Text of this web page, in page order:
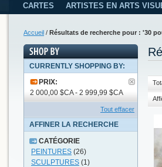
CARTES
ARTISTES EN ARTS
Accueil / Résultats de recherche pour : '30
CURRENTLY SHOPPING BY:
PRIX:
2 000,00 $CA - 2 999,99 $CA
Tout effacer
AFFINER LA RECHERCHE
CATÉGORIE
PEINTURES (26)
SCULPTURES (1)